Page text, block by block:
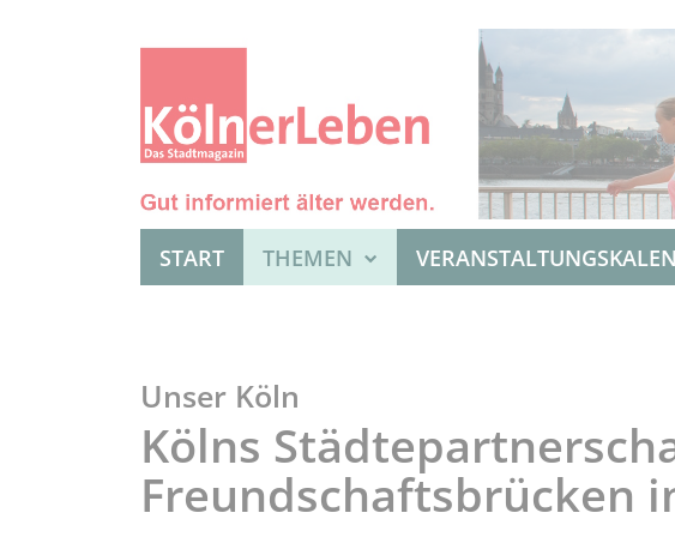
START THEMEN
Unser Köln
Kölns
Freundschaftsbrücken